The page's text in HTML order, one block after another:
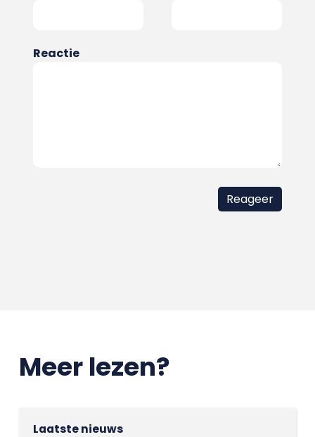
Reactie
Meer lezen?
Laatste nieuws